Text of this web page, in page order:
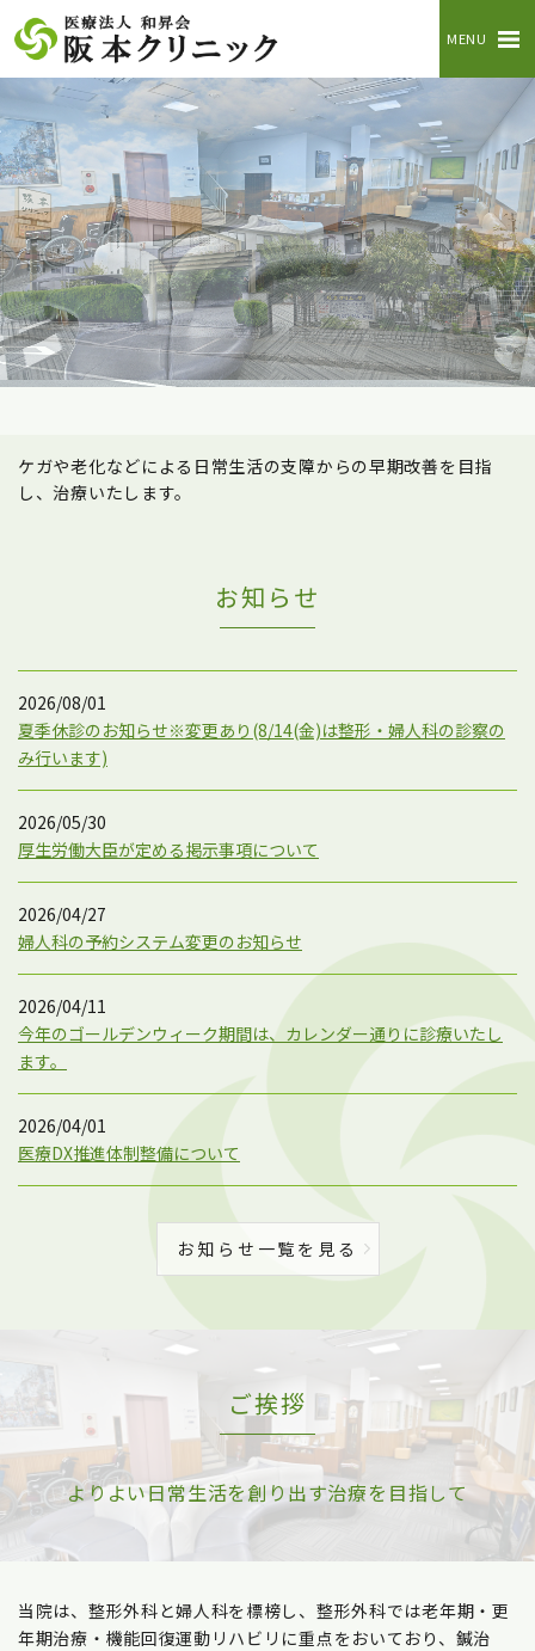
MENU
ケガや老化などによる日常生活の支障からの早期改善を目指
し、治療いたします。
お知らせ
2026/08/01
夏季休診のお知らせ※変更あり(8/14(金)は整形・婦人科の診察の
み行います)
2026/05/30
厚生労働大臣が定める掲示事項について
2026/04/27
婦人科の予約システム変更のお知らせ
2026/04/11
今年のゴールデンウィーク期間は、カレンダー通りに診療いたし
ます。
2026/04/01
医療DX推進体制整備について
お知らせ一覧を見る
ご挨拶
よりよい日常生活を創り出す治療を目指して
当院は、整形外科と婦人科を標榜し、整形外科では老年期・更
年期治療・機能回復運動リハビリに重点をおいており、鍼治